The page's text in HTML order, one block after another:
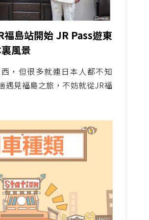
島站開始 JR Pass遊東
風景
西，但很多就連日本人都不知
遇見福島之旅，不妨就從JR福